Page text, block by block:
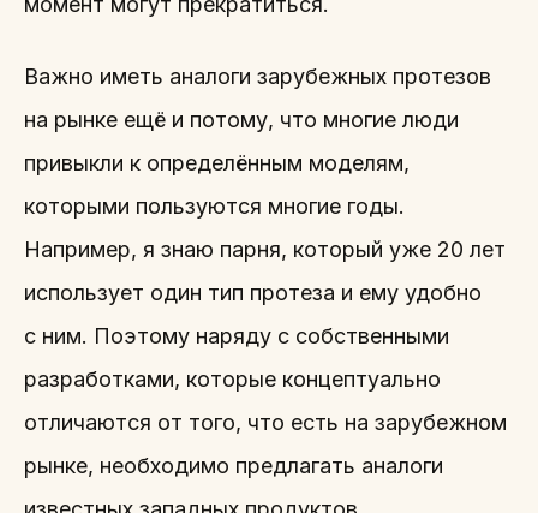
Важно иметь аналоги зарубежных протезов
на рынке ещё и потому, что многие люди
привыкли к определённым моделям,
которыми пользуются многие годы.
Например, я знаю парня, который уже 20 лет
использует один тип протеза и ему удобно
с ним. Поэтому наряду с собственными
разработками, которые концептуально
отличаются от того, что есть на зарубежном
рынке, необходимо предлагать аналоги